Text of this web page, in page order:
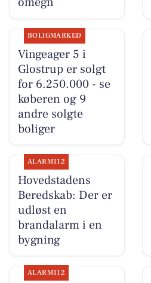
BOLIGMARKED
Vingeager 5 i
Glostrup er solgt
for 6.250.000 - se
køberen og 9
andre solgte
boliger
ALARM112
Hovedstadens
Beredskab: Der er
udløst en
brandalarm i en
bygning
ALARM112